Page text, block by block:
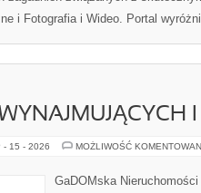
i Fotografia i Wideo. Portal
- 15 - 2026 MOŻLIWOŚĆ
GaDOMska